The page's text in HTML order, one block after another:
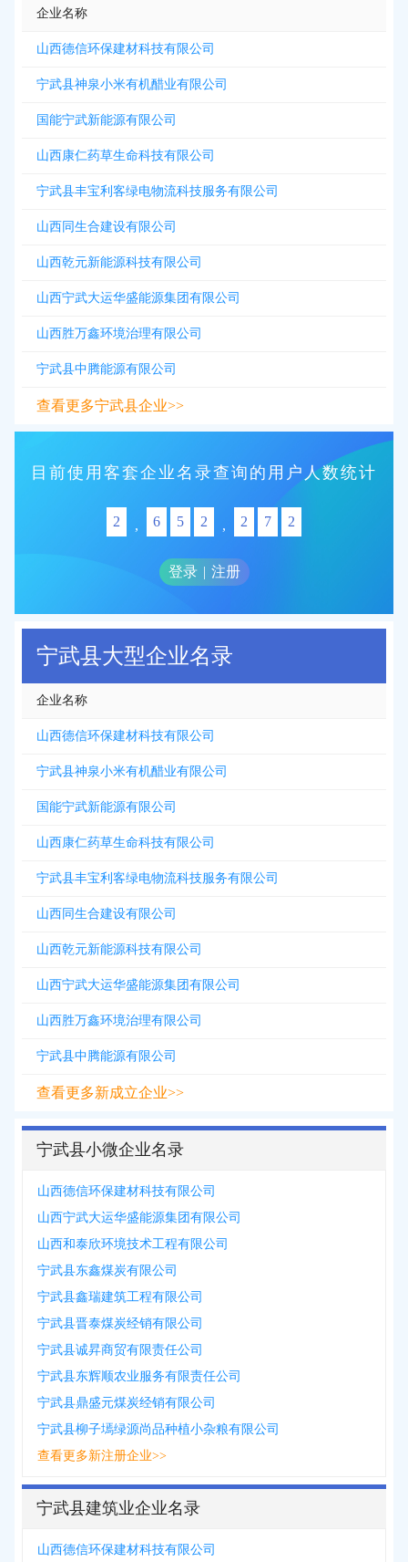
企业名称
山西德信环保建材科技有限公司
宁武县神泉小米有机醋业有限公司
国能宁武新能源有限公司
山西康仁药草生命科技有限公司
宁武县丰宝利客绿电物流科技服务有限公司
山西同生合建设有限公司
山西乾元新能源科技有限公司
山西宁武大运华盛能源集团有限公司
山西胜万鑫环境治理有限公司
宁武县中腾能源有限公司
查看更多宁武县企业>>
目前使用客套企业名录查询的用户人数统计
2 , 6 5 2 , 2 7 2
登录 | 注册
宁武县大型企业名录
企业名称
山西德信环保建材科技有限公司
宁武县神泉小米有机醋业有限公司
国能宁武新能源有限公司
山西康仁药草生命科技有限公司
宁武县丰宝利客绿电物流科技服务有限公司
山西同生合建设有限公司
山西乾元新能源科技有限公司
山西宁武大运华盛能源集团有限公司
山西胜万鑫环境治理有限公司
宁武县中腾能源有限公司
查看更多新成立企业>>
宁武县小微企业名录
山西德信环保建材科技有限公司
山西宁武大运华盛能源集团有限公司
山西和泰欣环境技术工程有限公司
宁武县东鑫煤炭有限公司
宁武县鑫瑞建筑工程有限公司
宁武县晋泰煤炭经销有限公司
宁武县诚昇商贸有限责任公司
宁武县东辉顺农业服务有限责任公司
宁武县鼎盛元煤炭经销有限公司
宁武县柳子墕绿源尚品种植小杂粮有限公司
查看更多新注册企业>>
宁武县建筑业企业名录
山西德信环保建材科技有限公司